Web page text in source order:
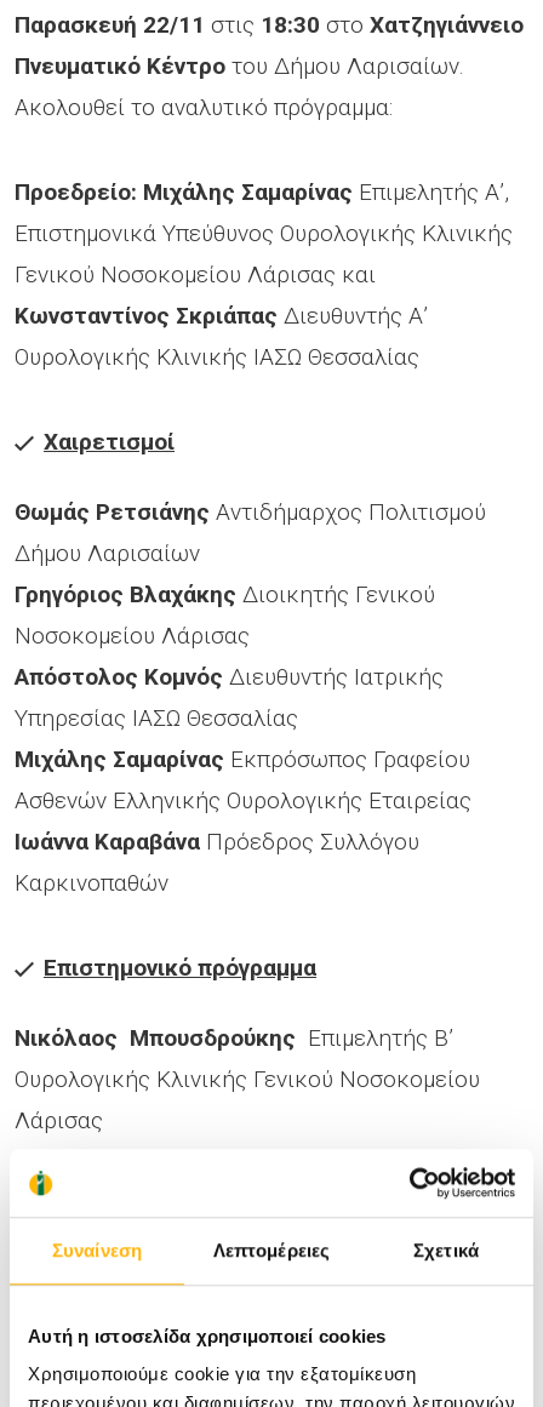
Συναίνεση Λεπτομέρειες Σχετικά
Αυτή η ιστοσελίδα χρησιμοποιεί cookies
Χρησιμοποιούμε cookie για την εξατομίκευση
Παρασκευή 22/11 στις 18:30 στο Χατζηγιάννειο
Πνευματικό Κέντρο του Δήμου Λαρισαίων.
Ακολουθεί το αναλυτικό πρόγραμμα:
Προεδρείο: Μιχάλης Σαμαρίνας Επιμελητής Α’,
Επιστημονικά Υπεύθυνος Ουρολογικής Κλινικής
Γενικού Νοσοκομείου Λάρισας και
Κωνσταντίνος Σκριάπας Διευθυντής Α’
Ουρολογικής Κλινικής ΙΑΣΩ Θεσσαλίας
Χαιρετισμοί
Θωμάς Ρετσιάνης Αντιδήμαρχος Πολιτισμού
Δήμου Λαρισαίων
Γρηγόριος Βλαχάκης Διοικητής Γενικού
Νοσοκομείου Λάρισας
Απόστολος Κομνός Διευθυντής Ιατρικής
Υπηρεσίας ΙΑΣΩ Θεσσαλίας
Μιχάλης Σαμαρίνας Εκπρόσωπος Γραφείου
Ασθενών Ελληνικής Ουρολογικής Εταιρείας
Ιωάννα Καραβάνα Πρόεδρος Συλλόγου
Καρκινοπαθών
Επιστημονικό πρόγραμμα
Νικόλαος Μπουσδρούκης Επιμελητής Β’
Ουρολογικής Κλινικής Γενικού Νοσοκομείου
Λάρισας
Επιδημιολογία και Αιτιολογία καρκίνου του
προστάτη.
Δημήτριος ΚαραγιάννηςΑν. Διευθυντής Α’
Ουρολογικής Κλινικής ΙΑΣΩ Θεσσαλίας
Συμπτώματα, Διάγνωση, Προσυμπτωματικός
έλεγχος.